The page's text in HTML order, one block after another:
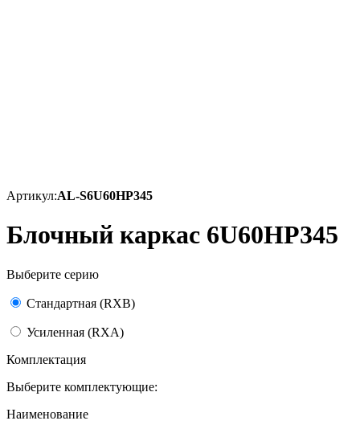
Артикул:AL-S6U60HP345
Блочный каркас 6U60HP345
Выберите серию
Стандартная (RXB)
Усиленная (RXA)
Комплектация
Выберите комплектующие:
Наименование